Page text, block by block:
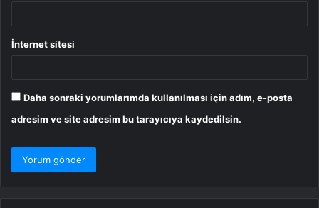
İnternet sitesi
Daha sonraki yorumlarımda kullanılması için adım, e-posta
adresim ve site adresim bu tarayıcıya kaydedilsin.